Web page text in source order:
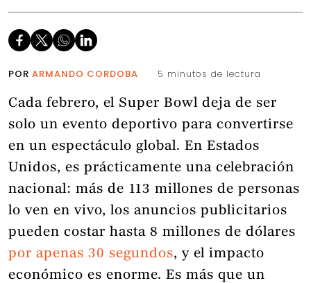
POR ARMANDO CORDOBA 5 minutos de lectura
Cada febrero, el Super Bowl deja de ser
solo un evento deportivo para convertirse
en un espectáculo global. En Estados
Unidos, es prácticamente una celebración
nacional: más de 113 millones de personas
lo ven en vivo, los anuncios publicitarios
pueden costar hasta 8 millones de dólares
por apenas 30 segundos, y el impacto
económico es enorme. Es más que un